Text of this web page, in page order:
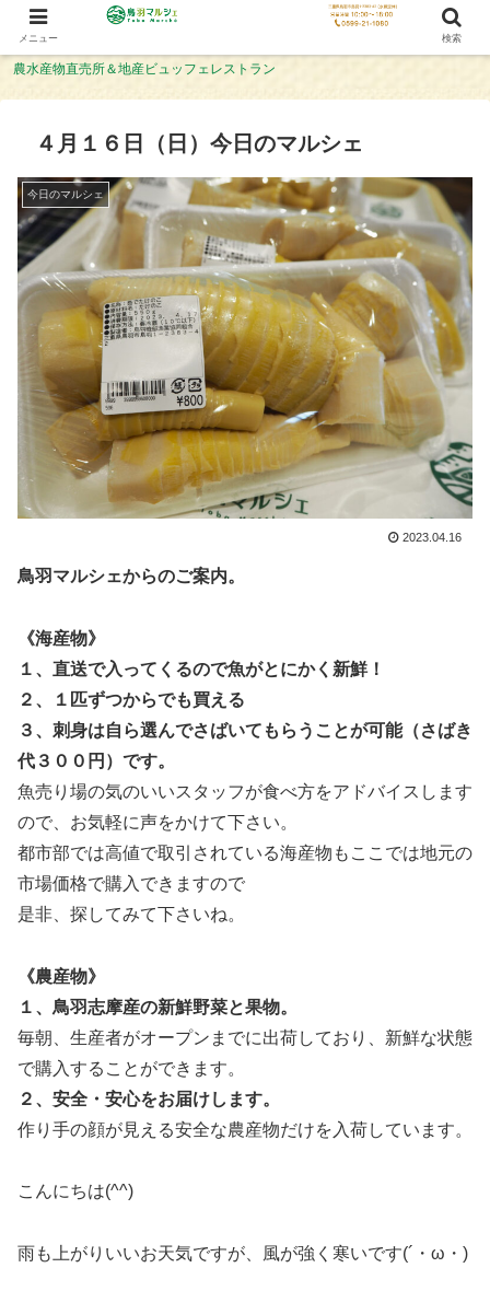
農水産物直売所＆地産ビュッフェレストラン
４月１６日（日）今日のマルシェ
今日のマルシェ
2023.04.16
鳥羽マルシェからのご案内。
《海産物》
１、直送で入ってくるので魚がとにかく新鮮！
２、１匹ずつからでも買える
３、刺身は自ら選んでさばいてもらうことが可能（さばき
代３００円）です。
魚売り場の気のいいスタッフが食べ方をアドバイスします
ので、お気軽に声をかけて下さい。
都市部では高値で取引されている海産物もここでは地元の
市場価格で購入できますので
是非、探してみて下さいね。
《農産物》
１、鳥羽志摩産の新鮮野菜と果物。
毎朝、生産者がオープンまでに出荷しており、新鮮な状態
で購入することができます。
２、安全・安心をお届けします。
作り手の顔が見える安全な農産物だけを入荷しています。
こんにちは(^^)
雨も上がりいいお天気ですが、風が強く寒いです(´・ω・)
メニュー 検索